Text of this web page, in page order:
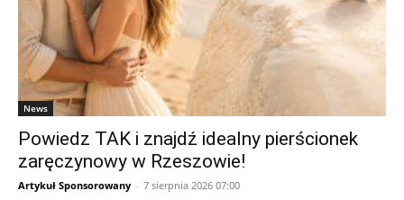
News
Powiedz TAK i znajdź idealny pierścionek
zaręczynowy w Rzeszowie!
Artykuł Sponsorowany - 7 sierpnia 2026 07:00